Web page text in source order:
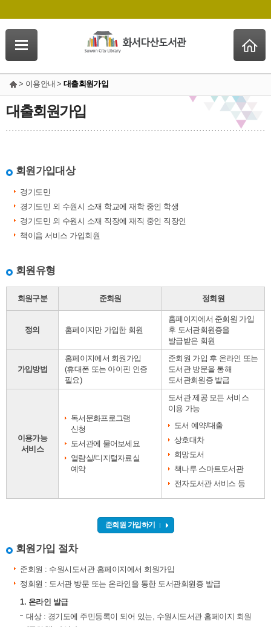
> 이용안내 > 대출회원가입
대출회원가입
회원가입대상
경기도민
경기도민 외 수원시 소재 학교에 재학 중인 학생
경기도민 외 수원시 소재 직장에 재직 중인 직장인
책이음 서비스 가입회원
회원유형
회원구분 준회원 정회원
정의 홈페이지만 가입한 회원
홈페이지에서 준회원 가입
후 도서관회원증을
발급받은 회원
가입방법
홈페이지에서 회원가입
(휴대폰 또는 아이핀 인증
필요)
준회원 가입 후 온라인 또는
도서관 방문을 통해
도서관회원증 발급
이용가능
서비스
독서문화프로그램
신청
도서관에 물어보세요
열람실/디지털자료실
예약
도서관 제공 모든 서비스
이용 가능
도서 예약/대출
상호대차
희망도서
책나루 스마트도서관
전자도서관 서비스 등
준회원 가입하기
회원가입 절차
준회원 : 수원시도서관 홈페이지에서 회원가입
정회원 : 도서관 방문 또는 온라인을 통한 도서관회원증 발급
1. 온라인 발급
대상 : 경기도에 주민등록이 되어 있는, 수원시도서관 홈페이지 회원